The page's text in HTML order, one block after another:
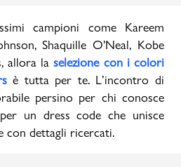
campioni come Kareem
Shaquille O'Neal, Kobe
allora laselezione con i colori
è tutta per te. L’incontro di
persino per chi conosce
un dress code che unisce
con dettagli ricercati.